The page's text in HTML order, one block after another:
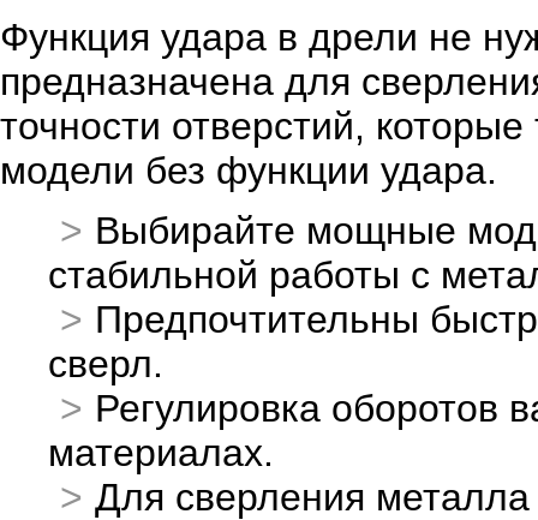
Функция удара в дрели не
предназначена для
точности отверстий,
модели без функции удара.
Выбирайте мощные
стабильной работы с
Предпочтительны
сверл.
Регулировка оборотов
материалах.
Для сверления